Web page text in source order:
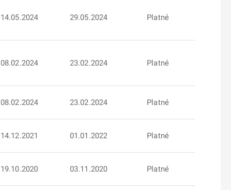
14.05.2024 29.05.2024 Platné
08.02.2024 23.02.2024 Platné
08.02.2024 23.02.2024 Platné
14.12.2021 01.01.2022 Platné
19.10.2020 03.11.2020 Platné